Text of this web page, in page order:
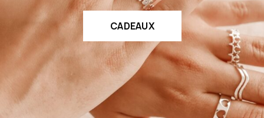
CADEAUX